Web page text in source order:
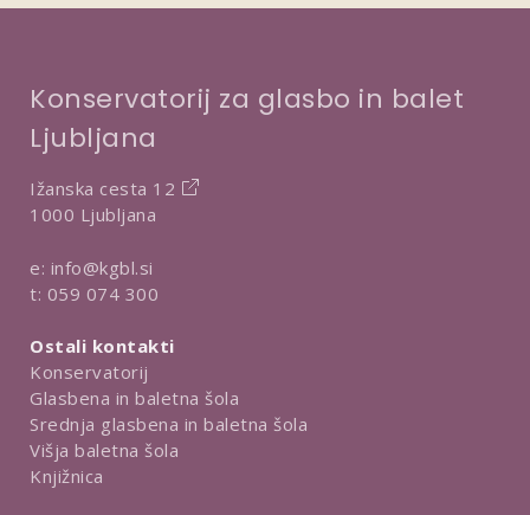
Konservatorij za glasbo in balet
Ljubljana
Ižanska cesta 12
1000 Ljubljana
e: info@kgbl.si
t: 059 074 300
Ostali kontakti
Konservatorij
Glasbena in baletna šola
Srednja glasbena in baletna šola
Višja baletna šola
Knjižnica